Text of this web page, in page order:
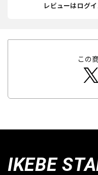
レビューはログ
この
IKEBE